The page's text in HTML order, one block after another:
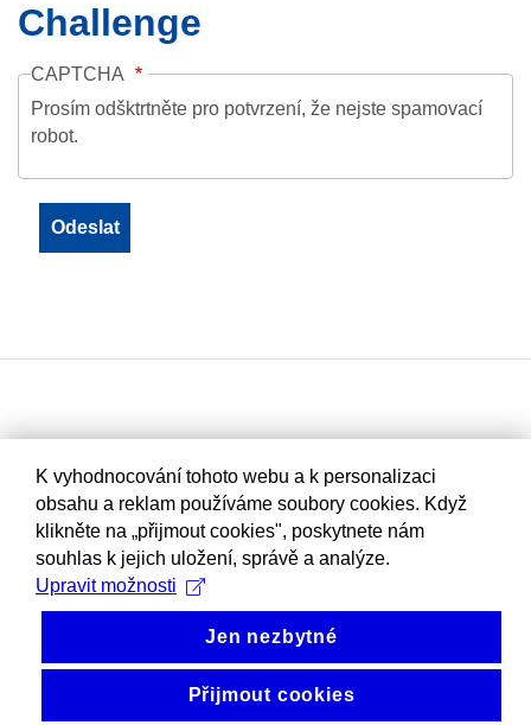
Challenge
CAPTCHA
Prosím odšktrtněte pro potvrzení, že nejste spamovací
robot.
K vyhodnocování tohoto webu a k personalizaci
obsahu a reklam používáme soubory cookies. Když
klikněte na „přijmout cookies", poskytnete nám
souhlas k jejich uložení, správě a analýze.
Upravit možnosti
Jen nezbytné
Přijmout cookies